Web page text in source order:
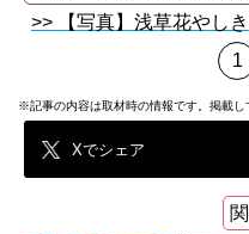
>> 【写真】浅草花やし
1
※記事の内容は取材時の情報です。掲載し
Xでシェア